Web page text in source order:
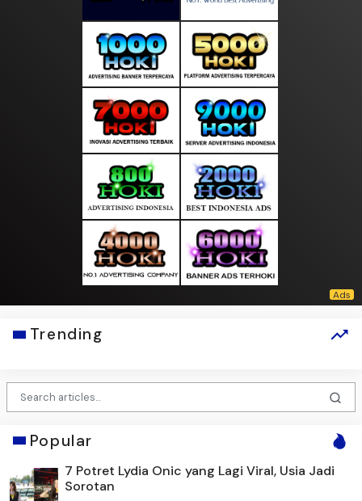
Trending
Popular
7 Potret Lydia Onic yang Lagi Viral, Usia Jadi
Sorotan